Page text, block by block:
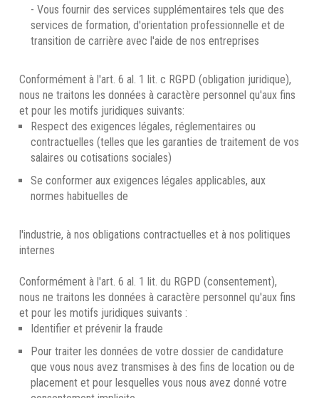
- Vous fournir des services supplémentaires tels que des
services de formation, d'orientation professionnelle et de
transition de carrière avec l'aide de nos entreprises
Conformément à l'art. 6 al. 1 lit. c RGPD (obligation juridique),
nous ne traitons les données à caractère personnel qu'aux fins
et pour les motifs juridiques suivants:
Respect des exigences légales, réglementaires ou
contractuelles (telles que les garanties de traitement de vos
salaires ou cotisations sociales)
Se conformer aux exigences légales applicables, aux
normes habituelles de
l'industrie, à nos obligations contractuelles et à nos politiques
internes
Conformément à l'art. 6 al. 1 lit. du RGPD (consentement),
nous ne traitons les données à caractère personnel qu'aux fins
et pour les motifs juridiques suivants :
Identifier et prévenir la fraude
Pour traiter les données de votre dossier de candidature
que vous nous avez transmises à des fins de location ou de
placement et pour lesquelles vous nous avez donné votre